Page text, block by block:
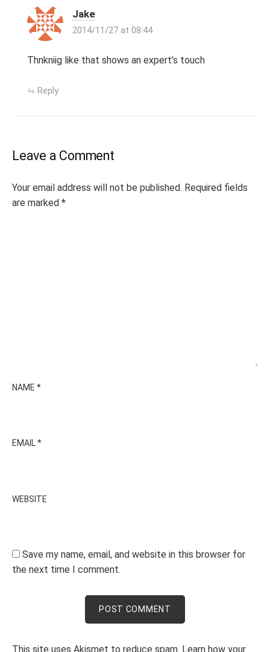
Jake
2014/11/27 at 08:44
Thnkniig like that shows an expert’s touch
Reply
Leave a Comment
Your email address will not be published. Required fields
are marked *
NAME *
EMAIL *
WEBSITE
Save my name, email, and website in this browser for
the next time I comment.
This site uses Akismet to reduce spam. Learn how your